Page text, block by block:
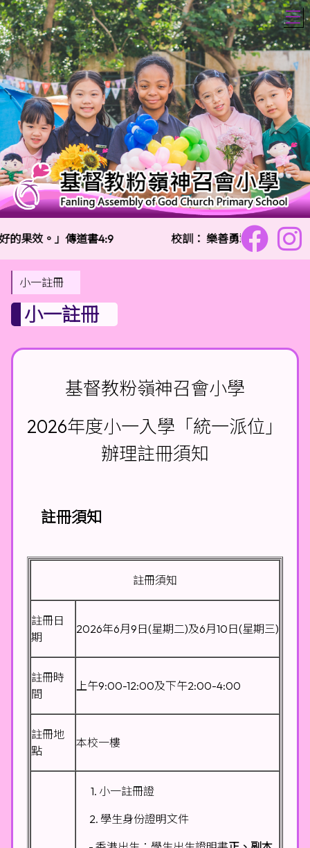
果效。」傳道書4:9 校訓： 樂善勇敢 信愛勤誠
小一註冊
小一註冊
基督教粉嶺神召會小學
2026年度小一入學「統一派位」
辦理註冊須知
註冊須知
註冊須知
註冊日
期
2026年6月9日(星期二)及6月10日(星期三)
註冊時
間
上午9:00-12:00及下午2:00-4:00
註冊地
點
本校一樓
1. 小一註冊證
2. 學生身份證明文件